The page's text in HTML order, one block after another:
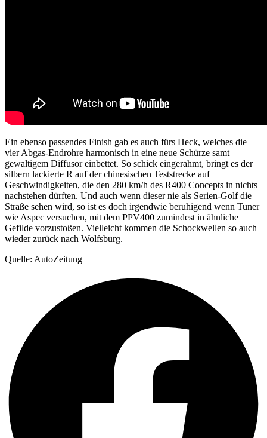
Ein ebenso passendes Finish gab es auch fürs Heck, welches die
vier Abgas-Endrohre harmonisch in eine neue Schürze samt
gewaltigem Diffusor einbettet. So schick eingerahmt, bringt es der
silbern lackierte R auf der chinesischen Teststrecke auf
Geschwindigkeiten, die den 280 km/h des R400 Concepts in nichts
nachstehen dürften. Und auch wenn dieser nie als Serien-Golf die
Straße sehen wird, so ist es doch irgendwie beruhigend wenn Tuner
wie Aspec versuchen, mit dem PPV400 zumindest in ähnliche
Gefilde vorzustoßen. Vielleicht kommen die Schockwellen so auch
wieder zurück nach Wolfsburg.
Quelle: AutoZeitung